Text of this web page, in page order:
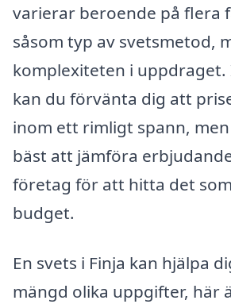
varierar beroende på flera
såsom typ av svetsmetod,
komplexiteten i uppdraget.
kan du förvänta dig att
inom ett rimligt spann,
bäst att jämföra
företag för att hitta det
budget.
En svets i Finja kan hjälpa
mängd olika uppgifter, här